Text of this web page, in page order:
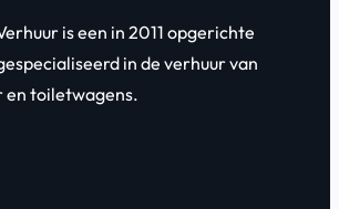
is een in 2011 opgerichte
in de verhuur van
en toiletwagens.